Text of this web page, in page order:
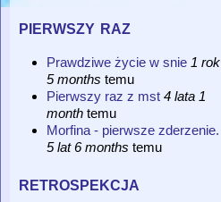
pierwszy raz
Prawdziwe życie w snie 1 rok
5 months temu
Pierwszy raz z mst 4 lata 1
monthtemu
Morfina - pierwsze zderzenie.
5 lat 6 months temu
retrospekcja